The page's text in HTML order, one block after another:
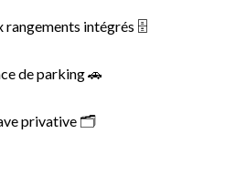
rangements intégrés 🗄️
de parking 🚗
privative 🗂️